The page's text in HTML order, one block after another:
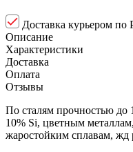
Доставка курьером по
Описание
Характеристики
Доставка
Оплата
Отзывы
По сталям прочностью
10% Si, цветным
жаростойким сплавам, жд